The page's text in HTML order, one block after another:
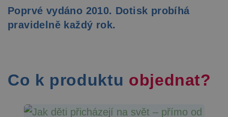
Poprvé vydáno 2010. Dotisk probíhá
pravidelně každý rok.
Co k produktu objednat?